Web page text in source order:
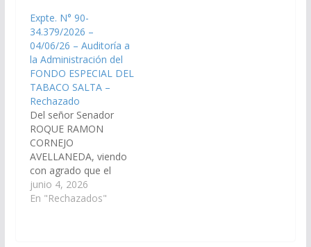
automática y
directamente los
recursos del Fondo
Especial del Tabaco
que la Secretaría de
Agroindustria del
Ministerio de
Producción y Trabajo…
Expte. N° 90-
34.379/2026 –
04/06/26 – Auditoría a
la Administración del
FONDO ESPECIAL DEL
TABACO SALTA –
Rechazado
Del señor Senador
ROQUE RAMON
CORNEJO
AVELLANEDA, viendo
con agrado que el
Poder Ejecutivo
Nacional, a través de
junio 4, 2026
En "Rechazados"